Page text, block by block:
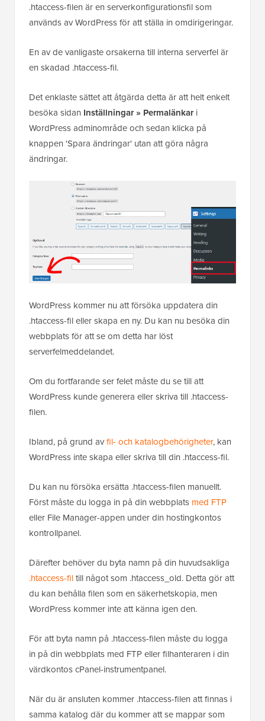
.htaccess-filen är en serverkonfigurationsfil som
används av WordPress för att ställa in omdirigeringar.
En av de vanligaste orsakerna till interna serverfel är
en skadad .htaccess-fil.
Det enklaste sättet att åtgärda detta är att helt enkelt
besöka sidan Inställningar » Permalänkari
WordPress adminområde och sedan klicka på
knappen 'Spara ändringar' utan att göra några
ändringar.
WordPress kommer nu att försöka uppdatera din
.htaccess-fil eller skapa en ny. Du kan nu besöka din
webbplats för att se om detta har löst
serverfelmeddelandet.
Om du fortfarande ser felet måste du se till att
WordPress kunde generera eller skriva till .htaccess-
filen.
Ibland, på grund avfil- och katalogbehörigheter, kan
WordPress inte skapa eller skriva till din .htaccess-fil.
Du kan nu försöka ersätta .htaccess-filen manuellt.
Först måste du logga in på din webbplats med FTP
eller File Manager-appen under din hostingkontos
kontrollpanel.
Därefter behöver du byta namn på din huvudsakliga
.htaccess-filtill något som .htaccess_old. Detta gör att
du kan behålla filen som en säkerhetskopia, men
WordPress kommer inte att känna igen den.
För att byta namn på .htaccess-filen måste du logga
in på din webbplats med FTP eller filhanteraren i din
värdkontos cPanel-instrumentpanel.
När du är ansluten kommer .htaccess-filen att finnas i
samma katalog där du kommer att se mappar som